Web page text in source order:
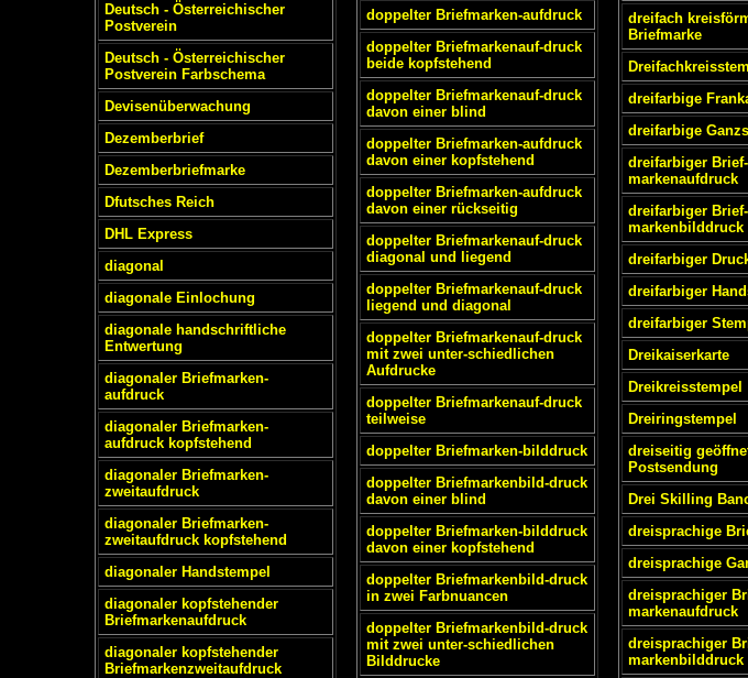
Deutsch - Österreichischer
Postverein
Deutsch - Österreichischer
Postverein Farbschema
Devisenüberwachung
Dezemberbrief
Dezemberbriefmarke
Dfutsches Reich
DHL Express
diagonal
diagonale Einlochung
diagonale handschriftliche
Entwertung
diagonaler Briefmarken-
aufdruck
diagonaler Briefmarken-
aufdruck kopfstehend
diagonaler Briefmarken-
zweitaufdruck
diagonaler Briefmarken-
zweitaufdruck kopfstehend
diagonaler Handstempel
diagonaler kopfstehender
Briefmarkenaufdruck
diagonaler kopfstehender
Briefmarkenzweitaufdruck
doppelter Briefmarken-aufdruck
doppelter Briefmarkenauf-druck
beide kopfstehend
doppelter Briefmarkenauf-druck
davon einer blind
doppelter Briefmarken-aufdruck
davon einer kopfstehend
doppelter Briefmarken-aufdruck
davon einer rückseitig
doppelter Briefmarkenauf-druck
diagonal und liegend
doppelter Briefmarkenauf-druck
liegend und diagonal
doppelter Briefmarkenauf-druck
mit zwei unter-schiedlichen
Aufdrucke
doppelter Briefmarkenauf-druck
teilweise
doppelter Briefmarken-bilddruck
doppelter Briefmarkenbild-druck
davon einer blind
doppelter Briefmarken-bilddruck
davon einer kopfstehend
doppelter Briefmarkenbild-druck
in zwei Farbnuancen
doppelter Briefmarkenbild-druck
mit zwei unter-schiedlichen
Bilddrucke
dreifach
Briefmarke
dreifarbige
dreifarbige
dreifarbiger Brief-
markenaufdruck
dreifarbiger Brief-
markenbilddruck
dreifarbiger
dreifarbiger
dreifarbiger
Dreikaiserkarte
Dreikreisstempel
Dreiringstempel
dreiseitig
Postsendung
Drei Skilling
dreisprachige
dreisprachige
dreisprachiger
markenaufdruck
dreisprachiger
markenbilddruck